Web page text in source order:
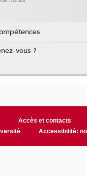
vous ?
Accès et contacts
Accessibilité: